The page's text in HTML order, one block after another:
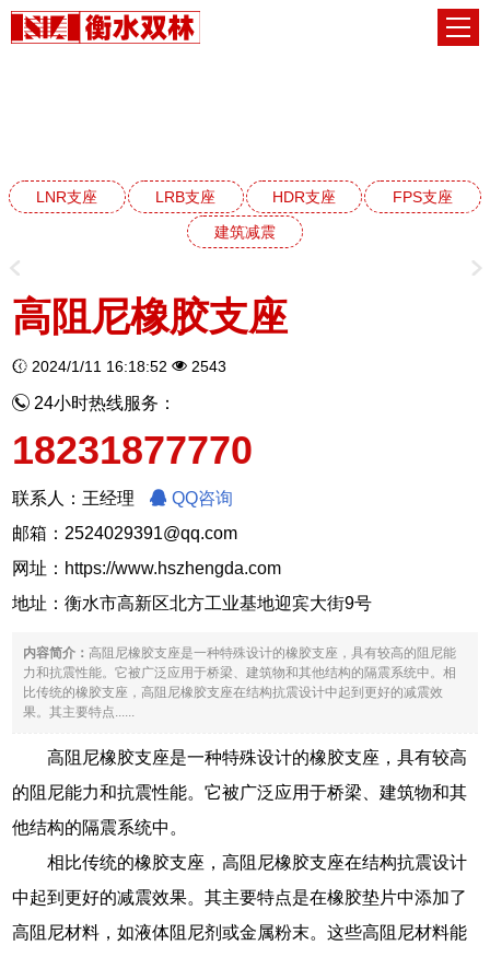
LNR支座 LRB支座 HDR支座
FPS支座
建筑减震
高阻尼橡胶支座
2024/1/11 16:18:52 2543
24小时热线服务：
18231877770
联系人：王经理
QQ咨询
邮箱：2524029391@qq.com
网址： https://www.hszhengda.com
地址：衡水市高新区北方工业基地迎宾大街9号
内容简介：高阻尼橡胶支座是一种特殊设计的橡胶支座，具有较高的阻尼能
力和抗震性能。它被广泛应用于桥梁、建筑物和其他结构的隔震系统中。相
比传统的橡胶支座，高阻尼橡胶支座在结构抗震设计中起到更好的减震效
果。其主要特点......
高阻尼橡胶支座是一种特殊设计的橡胶支座，具有较高
的阻尼能力和抗震性能。它被广泛应用于桥梁、建筑物和其
他结构的隔震系统中。
相比传统的橡胶支座，高阻尼橡胶支座在结构抗震设计
中起到更好的减震效果。其主要特点是在橡胶垫片中添加了
高阻尼材料，如液体阻尼剂或金属粉末。这些高阻尼材料能